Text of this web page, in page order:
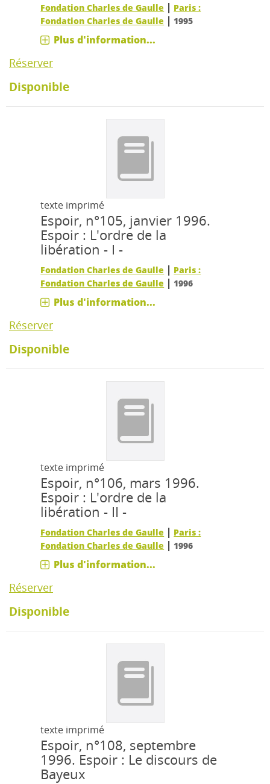
Fondation Charles de Gaulle | Paris :
Fondation Charles de Gaulle | 1995
Plus d'information...
Réserver
Disponible
texte imprimé
Espoir, n°105, janvier 1996.
Espoir : L'ordre de la
libération - I -
Fondation Charles de Gaulle | Paris :
Fondation Charles de Gaulle | 1996
Plus d'information...
Réserver
Disponible
texte imprimé
Espoir, n°106, mars 1996.
Espoir : L'ordre de la
libération - II -
Fondation Charles de Gaulle | Paris :
Fondation Charles de Gaulle | 1996
Plus d'information...
Réserver
Disponible
texte imprimé
Espoir, n°108, septembre
1996. Espoir : Le discours de
Bayeux